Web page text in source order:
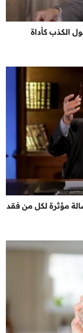
الكذب كأداة
مؤثرة لكل من فقد